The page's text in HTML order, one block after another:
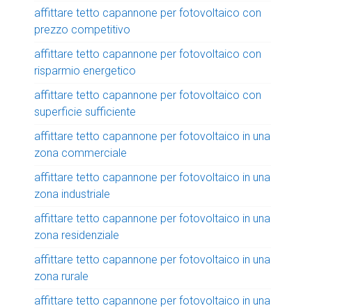
affittare tetto capannone per fotovoltaico con
prezzo competitivo
affittare tetto capannone per fotovoltaico con
risparmio energetico
affittare tetto capannone per fotovoltaico con
superficie sufficiente
affittare tetto capannone per fotovoltaico in una
zona commerciale
affittare tetto capannone per fotovoltaico in una
zona industriale
affittare tetto capannone per fotovoltaico in una
zona residenziale
affittare tetto capannone per fotovoltaico in una
zona rurale
affittare tetto capannone per fotovoltaico in una